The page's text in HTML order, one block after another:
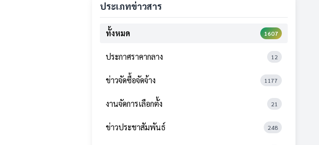
ประเภทข่าวสาร
ทั้งหมด 1607
ประกาศราคากลาง 12
ข่าวจัดซื้อจัดจ้าง 1177
งานจัดการเลือกตั้ง 21
ข่าวประชาสัมพันธ์ 248